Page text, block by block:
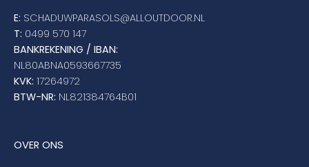
E: SCHADUWPARASOLS@ALLOUTDOOR.NL
T: 0499 570 147
BANKREKENING / IBAN:
NL80ABNA0593667735
KVK: 17264972
BTW-NR: NL821384764B01
OVER ONS